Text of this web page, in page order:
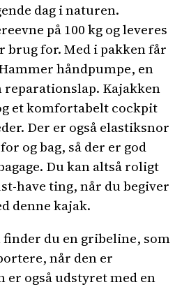
dag i naturen.
på 100 kg og leveres
brug for. Med i pakken får
håndpumpe, en
reparationslap. Kajakken
et komfortabelt cockpit
Der er også elastiksnor
og bag, så der er god
Du kan altså roligt
have ting, når du begiver
denne kajak.
du en gribeline, som
når den er
også udstyret med en